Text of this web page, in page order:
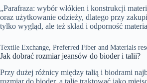
„Parafraza: wybór włókien i konstrukcji
oraz użytkowanie odzieży, dlatego przy
tylko wygląd, ale też skład i odporność
Textile Exchange, Preferred Fiber and Materials
Jak dobrać rozmiar jeansów do bioder i talii?
Przy dużej różnicy między talią i biodrami
rozmiar do bioder, a talię traktować jako